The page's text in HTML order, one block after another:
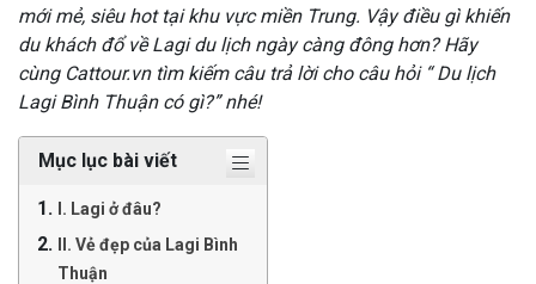
mới mẻ, siêu hot tại khu vực miền Trung. Vậy điều gì khiến
du khách đổ về Lagi du lịch ngày càng đông hơn? Hãy
cùng Cattour.vn tìm kiếm câu trả lời cho câu hỏi “ Du lịch
Lagi Bình Thuận có gì?” nhé!
Mục lục bài viết
I. Lagi ở đâu?
II. Vẻ đẹp của Lagi Bình
Thuận